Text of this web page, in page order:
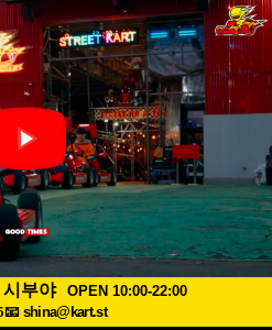
시부야
OPEN 10:00-22:00
📧 shina@kart.st